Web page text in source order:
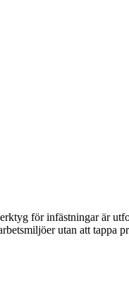
för infästningar är
utan att tappa